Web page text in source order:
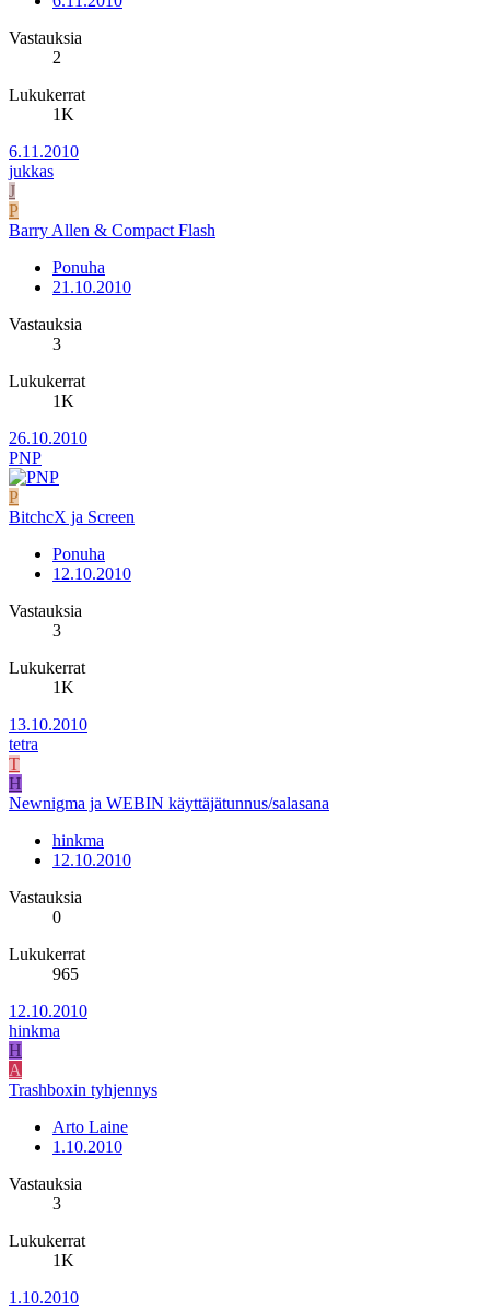
Vastauksia
2
Lukukerrat
1K
6.11.2010
jukkas
J
P
Barry Allen & Compact Flash
Ponuha
21.10.2010
Vastauksia
3
Lukukerrat
1K
26.10.2010
PNP
P
BitchcX ja Screen
Ponuha
12.10.2010
Vastauksia
3
Lukukerrat
1K
13.10.2010
tetra
T
H
Newnigma ja WEBIN käyttäjätunnus/salasana
hinkma
12.10.2010
Vastauksia
0
Lukukerrat
965
12.10.2010
hinkma
H
A
Trashboxin tyhjennys
Arto Laine
1.10.2010
Vastauksia
3
Lukukerrat
1K
1.10.2010